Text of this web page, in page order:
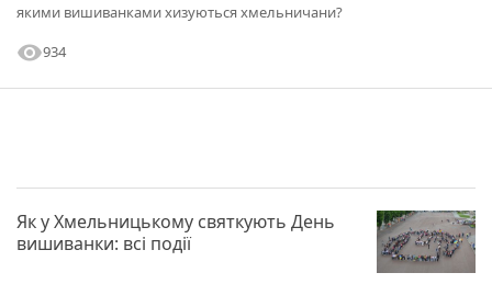
якими вишиванками хизуються хмельничани?
visibility934
Як у Хмельницькому святкують День
вишиванки: всі події